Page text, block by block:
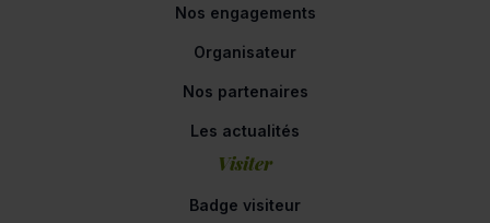
Nos engagements
Organisateur
Nos partenaires
Les actualités
Visiter
Badge visiteur